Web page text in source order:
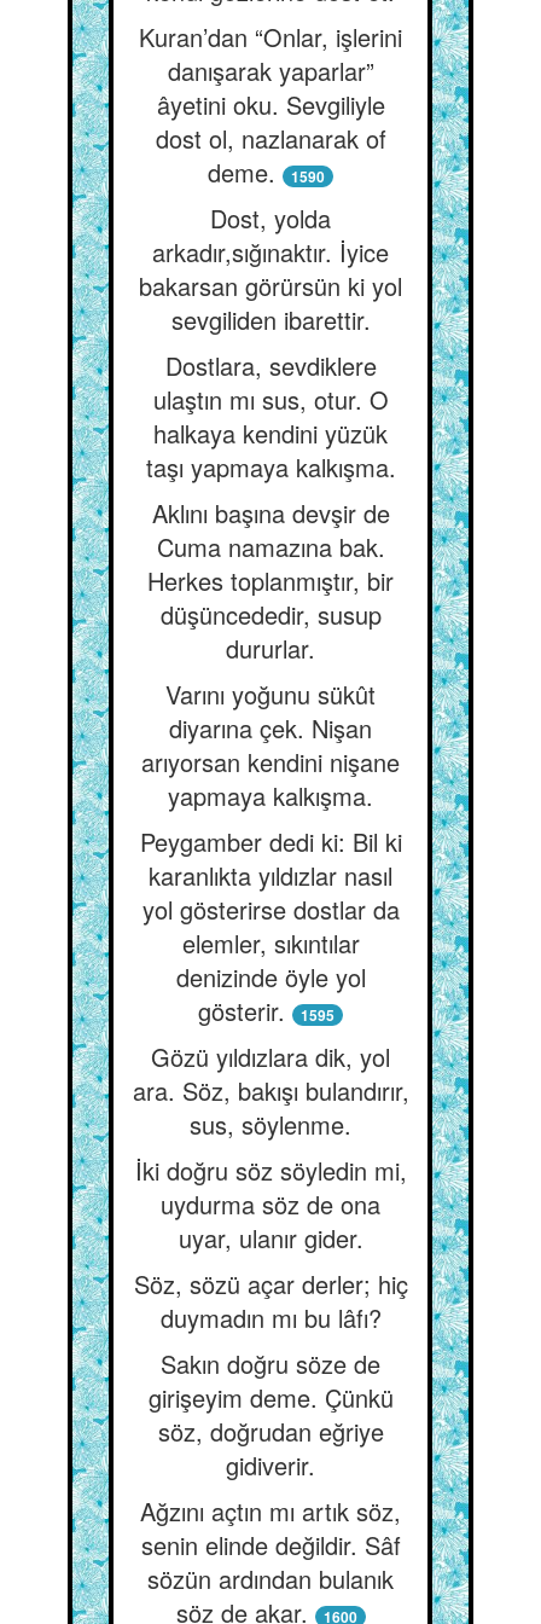
Kuran’dan “Onlar, işlerini
danışarak yaparlar”
âyetini oku. Sevgiliyle
dost ol, nazlanarak of
deme.
1590
Dost, yolda
arkadır,sığınaktır. İyice
bakarsan görürsün ki yol
sevgiliden ibarettir.
Dostlara, sevdiklere
ulaştın mı sus, otur. O
halkaya kendini yüzük
taşı yapmaya kalkışma.
Aklını başına devşir de
Cuma namazına bak.
Herkes toplanmıştır, bir
düşüncededir, susup
dururlar.
Varını yoğunu sükût
diyarına çek. Nişan
arıyorsan kendini nişane
yapmaya kalkışma.
Peygamber dedi ki: Bil ki
karanlıkta yıldızlar nasıl
yol gösterirse dostlar da
elemler, sıkıntılar
denizinde öyle yol
gösterir.
1595
Gözü yıldızlara dik, yol
ara. Söz, bakışı bulandırır,
sus, söylenme.
İki doğru söz söyledin mi,
uydurma söz de ona
uyar, ulanır gider.
Söz, sözü açar derler; hiç
duymadın mı bu lâfı?
Sakın doğru söze de
girişeyim deme. Çünkü
söz, doğrudan eğriye
gidiverir.
Ağzını açtın mı artık söz,
senin elinde değildir. Sâf
sözün ardından bulanık
söz de akar.
1600